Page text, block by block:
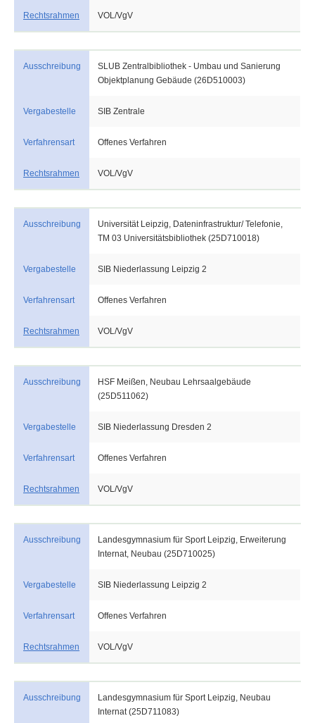
Rechtsrahmen VOL/VgV
Ausschreibung
SLUB Zentralbibliothek - Umbau und Sanierung
Objektplanung Gebäude (26D510003)
Vergabestelle SIB Zentrale
Verfahrensart Offenes Verfahren
Rechtsrahmen VOL/VgV
Ausschreibung
Universität Leipzig, Dateninfrastruktur/ Telefonie,
TM 03 Universitätsbibliothek (25D710018)
Vergabestelle SIB Niederlassung Leipzig 2
Verfahrensart Offenes Verfahren
Rechtsrahmen VOL/VgV
Ausschreibung
HSF Meißen, Neubau Lehrsaalgebäude
(25D511062)
Vergabestelle SIB Niederlassung Dresden 2
Verfahrensart Offenes Verfahren
Rechtsrahmen VOL/VgV
Ausschreibung
Landesgymnasium für Sport Leipzig, Erweiterung
Internat, Neubau (25D710025)
Vergabestelle SIB Niederlassung Leipzig 2
Verfahrensart Offenes Verfahren
Rechtsrahmen VOL/VgV
Ausschreibung
Landesgymnasium für Sport Leipzig, Neubau
Internat (25D711083)